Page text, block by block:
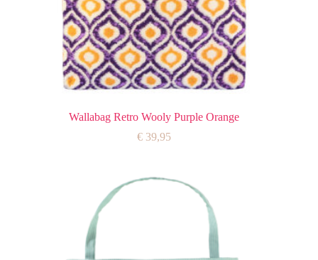
Wallabag Retro Wooly Purple Orange
€ 39,95